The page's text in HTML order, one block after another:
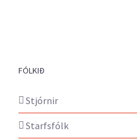
FÓLKIÐ
Stjórnir
Starfsfólk